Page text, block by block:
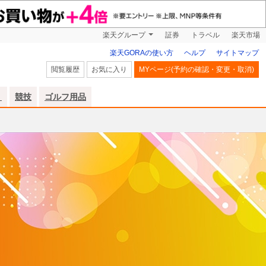
楽天グループ 証券 トラベル 楽天市場
楽天GORAの使い方 ヘルプ サイトマップ
閲覧履歴 お気に入り MYページ(予約の確認・変更・取消)
競技 ゴルフ用品